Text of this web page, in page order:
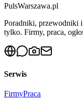
PulsWarszawa.pl
Poradniki, przewodniki
tylko. Firmy, praca,
Serwis
FirmyPraca